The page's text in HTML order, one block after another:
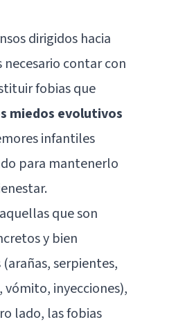
dirigidos hacia
necesario contar con
fobias que
miedos evolutivos
infantiles
para mantenerlo
que son
y bien
serpientes,
inyecciones),
lado, las fobias